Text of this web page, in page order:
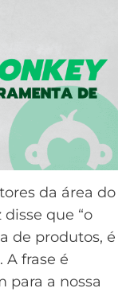
da área do
que “o
de produtos, é
A frase é
para a nossa